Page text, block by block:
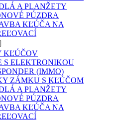
A PLANŽETY
PÚZDRA
KĽÚČA NA
KĽÚČOV
S ELEKTRONIKOU
(IMMO)
ZÁMKU S KĽÚČOM
A PLANŽETY
PÚZDRA
KĽÚČA NA